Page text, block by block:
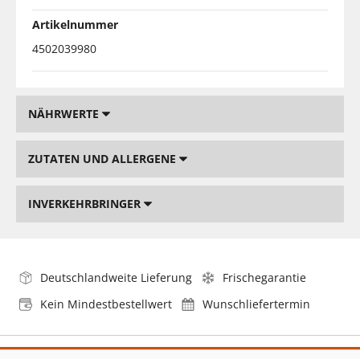
Artikelnummer
4502039980
NÄHRWERTE
ZUTATEN UND ALLERGENE
INVERKEHRBRINGER
Deutschlandweite Lieferung
Frischegarantie
Kein Mindestbestellwert
Wunschliefertermin